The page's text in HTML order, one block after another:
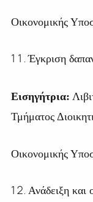
Οικονομικής
Έγκριση
Εισηγήτρια:
Τμήματος
Οικονομικής
Ανάδειξη